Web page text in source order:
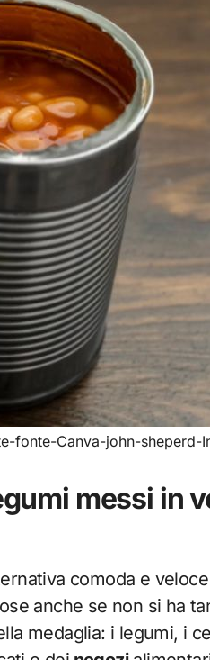
fonte-Canva-john-sheperd-
messi in
comoda e
anche se non si ha
medaglia: i legumi, i